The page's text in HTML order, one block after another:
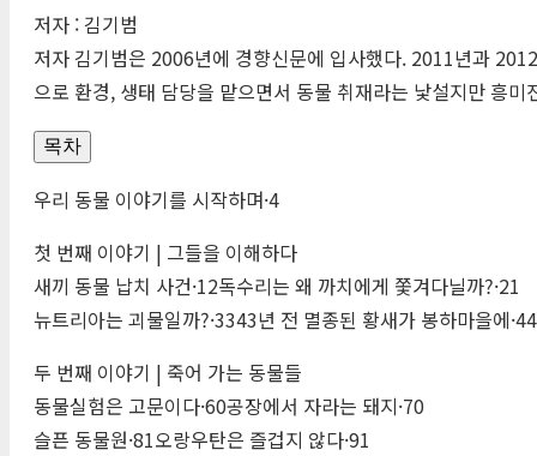
저자 : 김기범
저자 김기범은 2006년에 경향신문에 입사했다. 2011년과
으로 환경, 생태 담당을 맡으면서 동물 취재라는 낯설지만 흥
목차
우리 동물 이야기를 시작하며·4
첫 번째 이야기 | 그들을 이해하다
새끼 동물 납치 사건·12독수리는 왜 까치에게 쫓겨다닐까?·21
뉴트리아는 괴물일까?·3343년 전 멸종된 황새가 봉하마을에·44
두 번째 이야기 | 죽어 가는 동물들
동물실험은 고문이다·60공장에서 자라는 돼지·70
슬픈 동물원·81오랑우탄은 즐겁지 않다·91